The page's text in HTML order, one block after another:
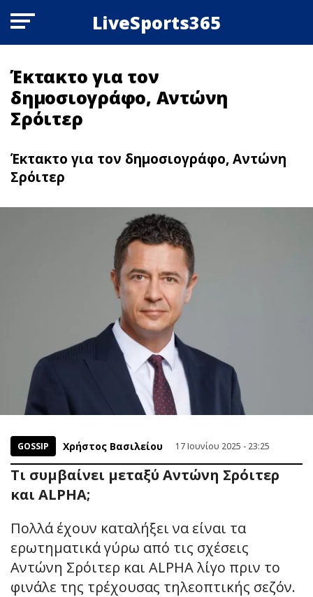
LiveSports365
Έκτακτo για τον
δημοσιογράφο, Αντώνη
Σρόιτερ
Έκτακτo για τον δημοσιογράφο, Αντώνη
Σρόιτερ
GOSSIP Χρήστος Βασιλείου 17 Ιουνίου 2025 - 23:25
Τι συμβαίνει μεταξύ Αντώνη Σρόιτερ
και ALPHA;
Πολλά έχουν καταλήξει να είναι τα
ερωτηματικά γύρω από τις σχέσεις
Αντώνη Σρόιτερ και ALPHA λίγο πριν το
φινάλε της τρέχουσας τηλεοπτικής σεζόν.